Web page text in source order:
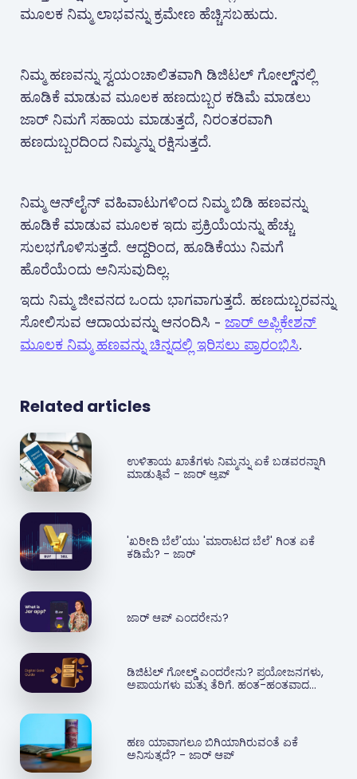
ಮೂಲಕ ನಿಮ್ಮ ಲಾಭವನ್ನು ಕ್ರಮೇಣ ಹೆಚ್ಚಿಸಬಹುದು.
ನಿಮ್ಮ ಹಣವನ್ನು ಸ್ವಯಂಚಾಲಿತವಾಗಿ ಡಿಜಿಟಲ್ ಗೋಲ್ಡ್‌ನಲ್ಲಿ
ಹೂಡಿಕೆ ಮಾಡುವ ಮೂಲಕ ಹಣದುಬ್ಬರ ಕಡಿಮೆ ಮಾಡಲು
ಜಾರ್ ನಿಮಗೆ ಸಹಾಯ ಮಾಡುತ್ತದೆ, ನಿರಂತರವಾಗಿ
ಹಣದುಬ್ಬರದಿಂದ ನಿಮ್ಮನ್ನು ರಕ್ಷಿಸುತ್ತದೆ.
ನಿಮ್ಮ ಆನ್‌ಲೈನ್ ವಹಿವಾಟುಗಳಿಂದ ನಿಮ್ಮ ಬಿಡಿ ಹಣವನ್ನು
ಹೂಡಿಕೆ ಮಾಡುವ ಮೂಲಕ ಇದು ಪ್ರಕ್ರಿಯೆಯನ್ನು ಹೆಚ್ಚು
ಸುಲಭಗೊಳಿಸುತ್ತದೆ. ಆದ್ದರಿಂದ, ಹೂಡಿಕೆಯು ನಿಮಗೆ
ಹೊರೆಯೆಂದು ಅನಿಸುವುದಿಲ್ಲ.
ಇದು ನಿಮ್ಮ ಜೀವನದ ಒಂದು ಭಾಗವಾಗುತ್ತದೆ. ಹಣದುಬ್ಬರವನ್ನು
ಸೋಲಿಸುವ ಆದಾಯವನ್ನು ಆನಂದಿಸಿ -ಜಾರ್ ಅಪ್ಲಿಕೇಶನ್
ಮೂಲಕ ನಿಮ್ಮ ಹಣವನ್ನು ಚಿನ್ನದಲ್ಲಿ ಇರಿಸಲು ಪ್ರಾರಂಭಿಸಿ.
Related articles
ಉಳಿತಾಯ ಖಾತೆಗಳು ನಿಮ್ಮನ್ನು ಏಕೆ ಬಡವರನ್ನಾಗಿ
ಮಾಡುತ್ತಿವೆ - ಜಾರ್ ಆ್ಯಪ್‌
'ಖರೀದಿ ಬೆಲೆ'ಯು 'ಮಾರಾಟದ ಬೆಲೆ' ಗಿಂತ ಏಕೆ
ಕಡಿಮೆ? - ಜಾರ್
ಜಾರ್ ಆಪ್ ಎಂದರೇನು?
ಡಿಜಿಟಲ್ ಗೋಲ್ಡ್ ಎಂದರೇನು? ಪ್ರಯೋಜನಗಳು,
ಅಪಾಯಗಳು ಮತ್ತು ತೆರಿಗೆ. ಹಂತ-ಹಂತವಾದ
ಹಣ ಯಾವಾಗಲೂ ಬಿಗಿಯಾಗಿರುವಂತೆ ಏಕೆ
ಅನಿಸುತ್ತದೆ? - ಜಾರ್ ಆಪ್